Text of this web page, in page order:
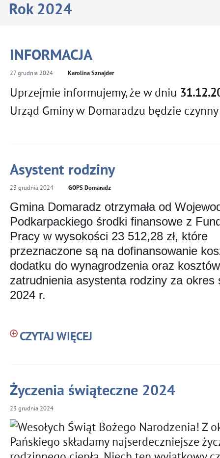
Rok 2024
INFORMACJA
27 grudnia 2024 Karolina Sznajder
Uprzejmie informujemy, że w dniu
Urząd Gminy w Domaradzu będzie
Asystent rodziny
23 grudnia 2024 GOPS Domaradz
Gmina Domaradz otrzymała od
Podkarpackiego środki finansowe z
Pracy w wysokości 23 512,28 zł, które
przeznaczone są na dofinansowanie
dodatku do wynagrodzenia oraz kosztów
zatrudnienia asystenta rodziny za okres
2024 r.
CZYTAJ WIĘCEJ
Życzenia świąteczne 2024
23 grudnia 2024